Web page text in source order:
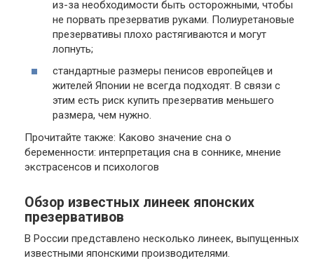
из-за необходимости быть осторожными, чтобы
не порвать презерватив руками. Полиуретановые
презервативы плохо растягиваются и могут
лопнуть;
стандартные размеры пенисов европейцев и
жителей Японии не всегда подходят. В связи с
этим есть риск купить презерватив меньшего
размера, чем нужно.
Прочитайте также: Каково значение сна о
беременности: интерпретация сна в соннике, мнение
экстрасенсов и психологов
Обзор известных линеек японских
презервативов
В России представлено несколько линеек, выпущенных
известными японскими производителями.